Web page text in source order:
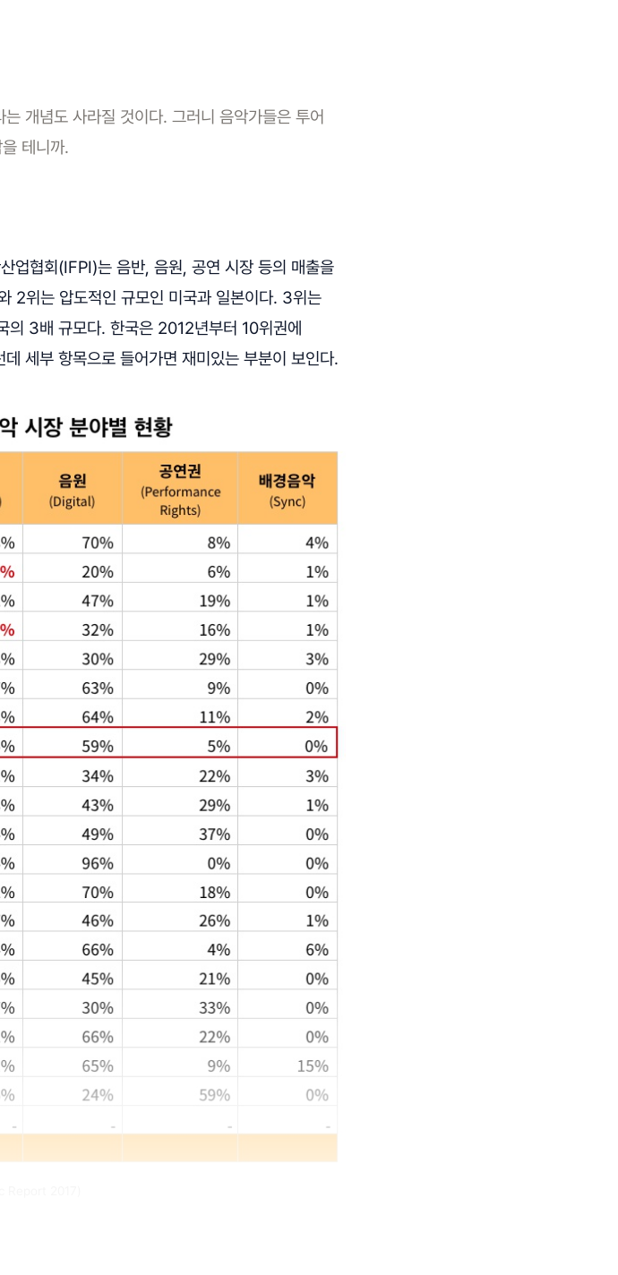
개념도 사라질 것이다. 그러니 음악가들은 투어
테니까.
업협회(IFPI)는 음반, 음원, 공연 시장 등의 매출을
2위는 압도적인 규모인 미국과 일본이다. 3위는
의 3배 규모다. 한국은 2012년부터 10위권에
세부 항목으로 들어가면 재미있는 부분이 보인다.